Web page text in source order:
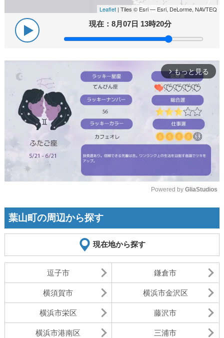
Leaflet | Tiles © Esri — Esri, DeLorme, NAVTEQ
現在：8月07日 13時20分
arrow_forward_ios もっと見る
Mute
Powered by GliaStudios
葉山町の周辺から探す
現在地から探す
逗子市 鎌倉市
横須賀市 横浜市金沢区
横浜市栄区 藤沢市
横浜市港南区 三浦市